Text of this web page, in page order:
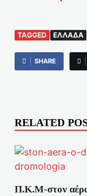
TAGGED ΕΛΛΆΔΑ
SHARE
RELATED
Π.Κ.Μ-στον αέρα